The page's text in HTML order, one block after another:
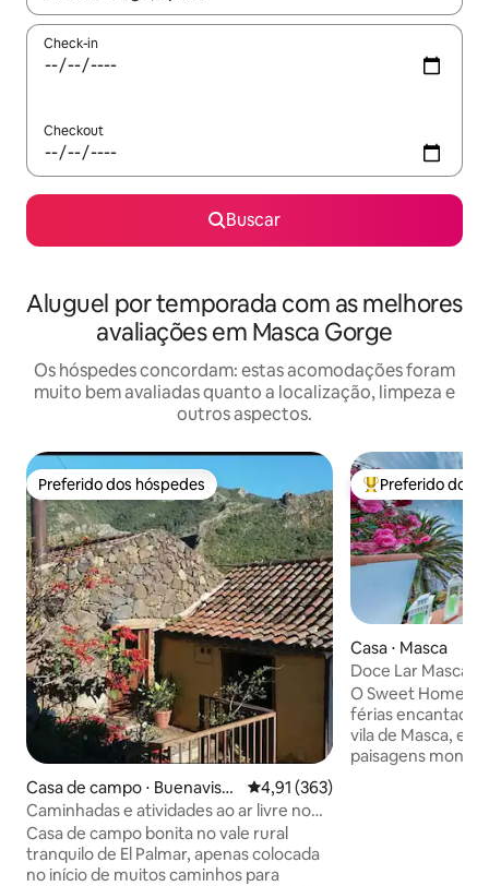
Check-in
Checkout
Buscar
Aluguel por temporada com as melhores
avaliações em Masca Gorge
Os hóspedes concordam: estas acomodações foram
muito bem avaliadas quanto a localização, limpeza e
outros aspectos.
Preferido dos hóspedes
Preferido dos hóspedes
Casa de campo ⋅ Buenavista
del Norte / El Palmar
4,91 de uma avaliação média de
4,91 (363)
Caminhadas e atividades ao ar livre no
Parque Rural de Teno
Casa de campo bonita no vale rural
tranquilo de El Palmar, apenas colocada
no início de muitos caminhos para
Entre os
Preferido dos
Casa ⋅ Masca
Doce Lar Masca
O Sweet Home
férias
vila de Masca,
paisagens